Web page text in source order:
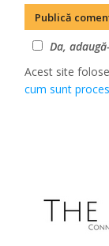
Da,
Acest site
cum sunt